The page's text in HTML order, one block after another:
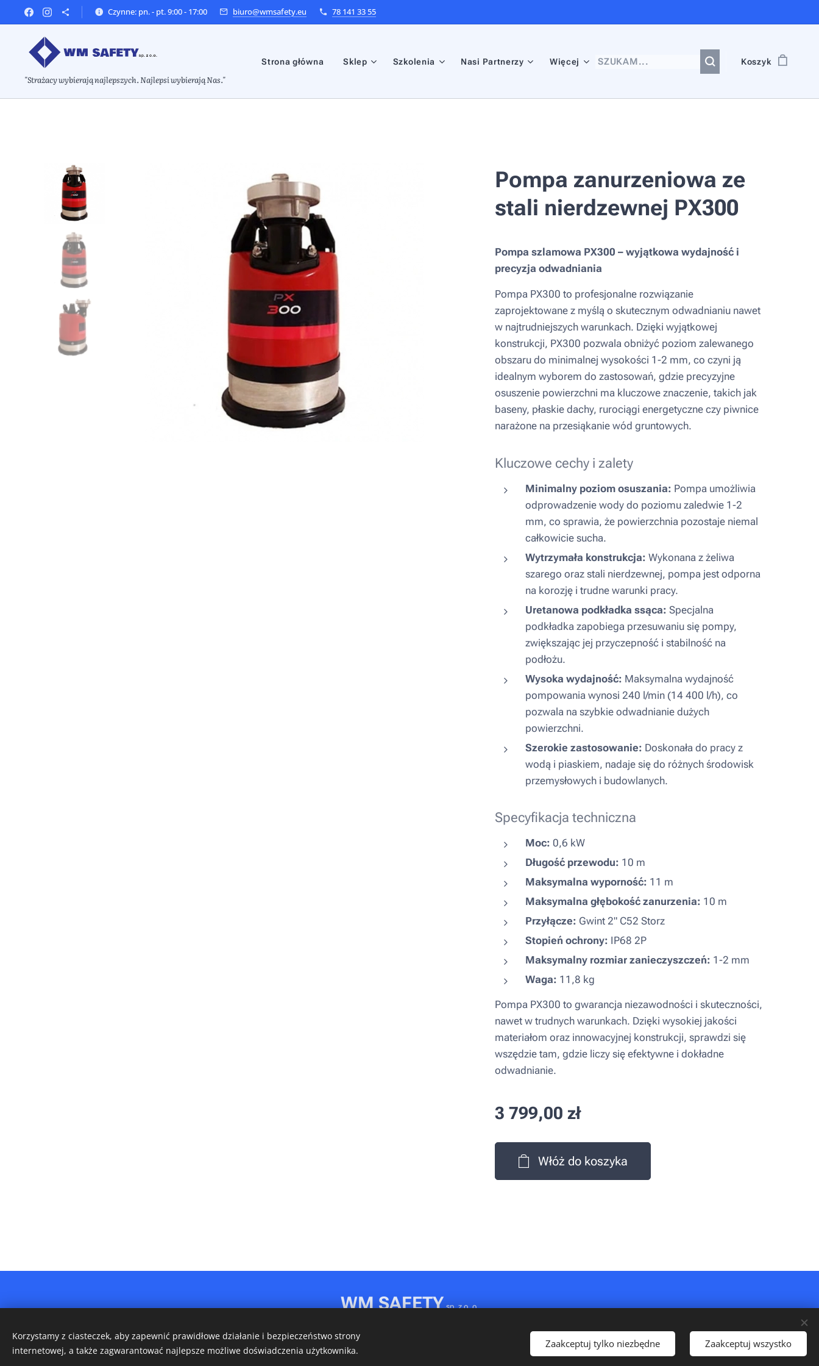
Czynne: pn. - pt. 9:00 - 17:00 biuro@wmsafety.eu 78 141 33 55
"Strażacy wybierają najlepszych. Najlepsi wybierają Nas."
Strona główna Sklep Szkolenia Nasi Partnerzy Więcej Koszyk
Pompa zanurzeniowa ze
stali nierdzewnej PX300
Pompa szlamowa PX300 – wyjątkowa wydajność i
precyzja odwadniania
Pompa PX300 to profesjonalne rozwiązanie
zaprojektowane z myślą o skutecznym odwadnianiu nawet
w najtrudniejszych warunkach. Dzięki wyjątkowej
konstrukcji, PX300 pozwala obniżyć poziom zalewanego
obszaru do minimalnej wysokości 1-2 mm, co czyni ją
idealnym wyborem do zastosowań, gdzie precyzyjne
osuszenie powierzchni ma kluczowe znaczenie, takich jak
baseny, płaskie dachy, rurociągi energetyczne czy piwnice
narażone na przesiąkanie wód gruntowych.
Kluczowe cechy i zalety
Minimalny poziom osuszania: Pompa umożliwia
odprowadzenie wody do poziomu zaledwie 1-2
mm, co sprawia, że powierzchnia pozostaje niemal
całkowicie sucha.
Wytrzymała konstrukcja: Wykonana z żeliwa
szarego oraz stali nierdzewnej, pompa jest odporna
na korozję i trudne warunki pracy.
Uretanowa podkładka ssąca: Specjalna
podkładka zapobiega przesuwaniu się pompy,
zwiększając jej przyczepność i stabilność na
podłożu.
Wysoka wydajność: Maksymalna wydajność
pompowania wynosi 240 l/min (14 400 l/h), co
pozwala na szybkie odwadnianie dużych
powierzchni.
Szerokie zastosowanie: Doskonała do pracy z
wodą i piaskiem, nadaje się do różnych środowisk
przemysłowych i budowlanych.
Specyfikacja techniczna
Moc: 0,6 kW
Długość przewodu: 10 m
Maksymalna wyporność: 11 m
Maksymalna głębokość zanurzenia: 10 m
Przyłącze: Gwint 2" C52 Storz
Stopień ochrony: IP68 2P
Maksymalny rozmiar zanieczyszczeń: 1-2 mm
Waga: 11,8 kg
Pompa PX300 to gwarancja niezawodności i skuteczności,
nawet w trudnych warunkach. Dzięki wysokiej jakości
materiałom oraz innowacyjnej konstrukcji, sprawdzi się
wszędzie tam, gdzie liczy się efektywne i dokładne
odwadnianie.
3 799,00 zł
Włóż do koszyka
WM SAFETY sp. z o. o.
NIP: 6472611346 • REGON: 540606150 • KRS: 0001148349
Korzystamy z ciasteczek, aby zapewnić prawidłowe działanie i bezpieczeństwo strony
internetowej, a także zagwarantować najlepsze możliwe doświadczenia użytkownika.
Zaakceptuj tylko niezbędne Zaakceptuj wszystko